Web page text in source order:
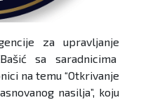
za upravljanje
sa saradnicima
na temu “Otkrivanje
nasilja”, koju